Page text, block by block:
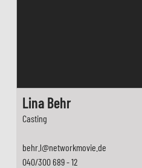
Lina Behr
Casting
behr.l@networkmovie.de
040/300 689 - 12